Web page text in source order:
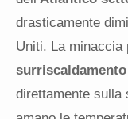
drasticamente
Uniti. La minaccia
direttamente sulla